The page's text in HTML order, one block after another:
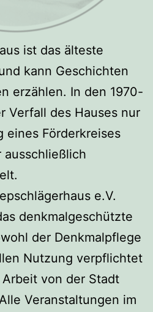
ist das älteste
kann Geschichten
erzählen. In den 1970-
Verfall des Hauses nur
eines Förderkreises
e.V.
denkmalgeschützte
der Denkmalpflege
Nutzung verpflichtet
von der Stadt
Veranstaltungen im